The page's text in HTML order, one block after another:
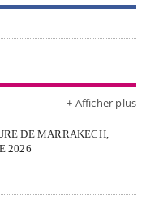
+ Afficher plus
DE MARRAKECH,
2026